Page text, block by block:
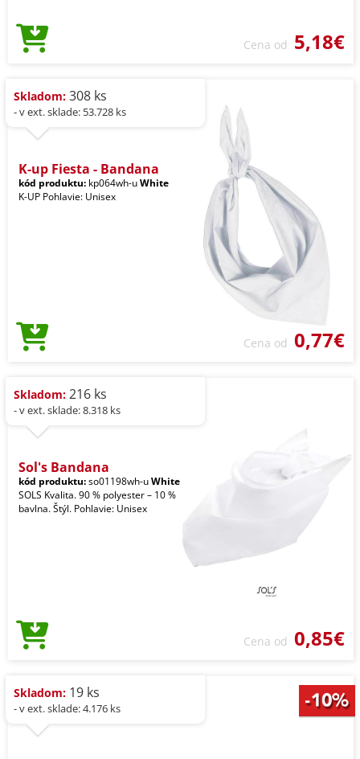
Cena od 5,18€
Skladom: 308 ks
- v ext. sklade: 53.728 ks
K-up Fiesta - Bandana
kód produktu: kp064wh-uWhite
K-UP Pohlavie: Unisex
Cena od 0,77€
Skladom: 216 ks
- v ext. sklade: 8.318 ks
Sol's Bandana
kód produktu:so01198wh-uWhite
SOLS Kvalita. 90 % polyester – 10 %
bavlna. Štýl. Pohlavie: Unisex
Cena od 0,85€
Skladom: 19 ks
- v ext. sklade: 4.176 ks